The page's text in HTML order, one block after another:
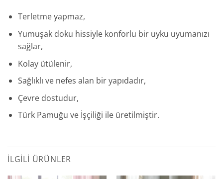
Terletme yapmaz,
Yumuşak doku hissiyle konforlu bir uyku uyumanızı
sağlar,
Kolay ütülenir,
Sağlıklı ve nefes alan bir yapıdadır,
Çevre dostudur,
Türk Pamuğu ve İşçiliği ile üretilmiştir.
İLGILI ÜRÜNLER